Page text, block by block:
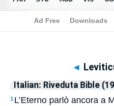
>Italian: Riveduta Bible
◄
Italian: Riveduta Bible
1 L’Eterno parlò ancora a